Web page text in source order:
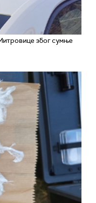
због сумње